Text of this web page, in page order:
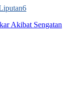
Akibat Sengatan